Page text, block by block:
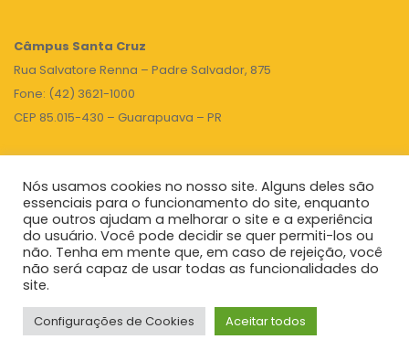
Câmpus Santa Cruz
Rua Salvatore Renna – Padre Salvador, 875
Fone: (42) 3621-1000
CEP 85.015-430 – Guarapuava – PR
TOPO
Unicentro |Governo do Paraná|Seti| Agenda do Reitor
Nós usamos cookies no nosso site. Alguns deles são
essenciais para o funcionamento do site, enquanto
que outros ajudam a melhorar o site e a experiência
do usuário. Você pode decidir se quer permiti-los ou
não. Tenha em mente que, em caso de rejeição, você
não será capaz de usar todas as funcionalidades do
site.
Configurações de Cookies Aceitar todos